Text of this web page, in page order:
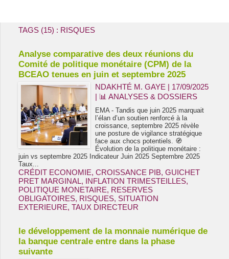
TAGS (15) : RISQUES
Analyse comparative des deux réunions du
Comité de politique monétaire (CPM) de la
BCEAO tenues en juin et septembre 2025
NDAKHTÉ M. GAYE | 17/09/2025
| 📊 ANALYSES & DOSSIERS
EMA - Tandis que juin 2025 marquait
l’élan d’un soutien renforcé à la
croissance, septembre 2025 révèle
une posture de vigilance stratégique
face aux chocs potentiels. 🧭
Évolution de la politique monétaire :
juin vs septembre 2025 Indicateur Juin 2025 Septembre 2025
Taux...
CRÉDIT ECONOMIE, CROISSANCE PIB, GUICHET
PRET MARGINAL, INFLATION TRIMESTEILLES,
POLITIQUE MONETAIRE, RESERVES
OBLIGATOIRES, RISQUES, SITUATION
EXTERIEURE, TAUX DIRECTEUR
le développement de la monnaie numérique de
la banque centrale entre dans la phase
suivante